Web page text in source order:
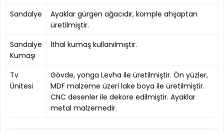
Sandalye
Ayaklar gürgen ağacıdır, komple ahşaptan
üretilmiştir.
Sandalye
Kumaşı
İthal kumaş kullanılmıştır.
Tv
Ünitesi
Gövde, yonga Levha ile üretilmiştir. Ön yüzler,
MDF malzeme üzeri lake boya ile üretilmiştir.
CNC desenler ile dekore edilmiştir. Ayaklar
metal malzemedir.